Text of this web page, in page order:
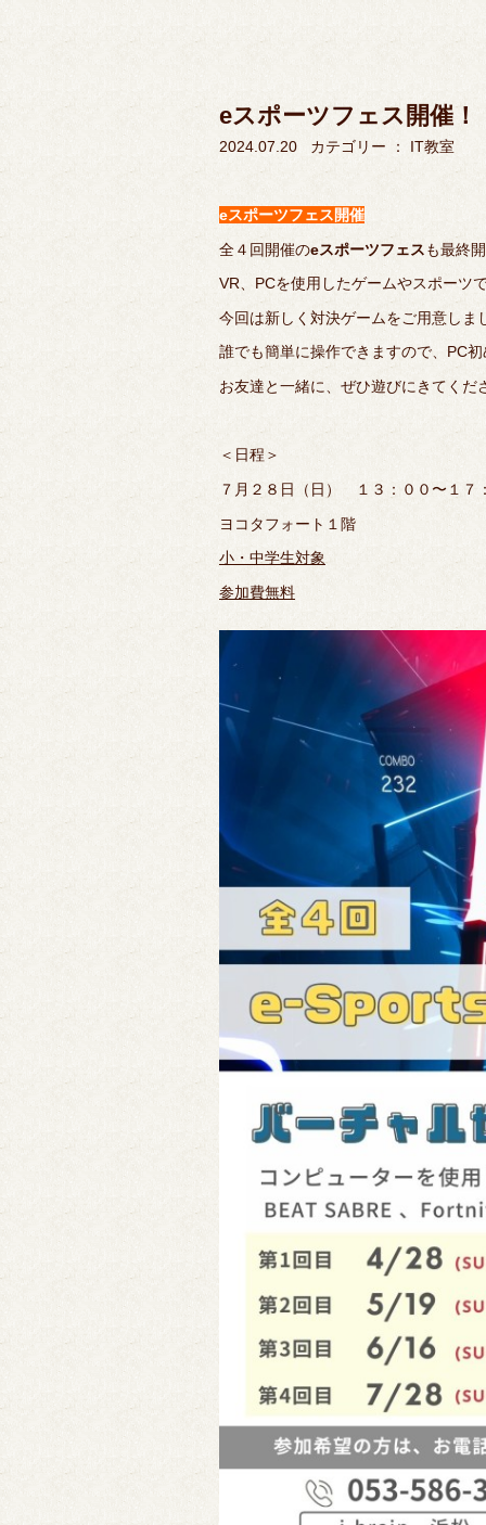
eスポーツフェス開催！
2024.07.20 カテゴリー ： IT教室
eスポーツフェス開催
全４回開催のeスポーツフェスも最終
VR、PCを使用したゲームやスポーツ
今回は新しく対決ゲームをご用意しま
誰でも簡単に操作できますので、PC
お友達と一緒に、ぜひ遊びにきてくだ
＜日程＞
７月２８日（日） １３：００〜１７
ヨコタフォート１階
小・中学生対象
参加費無料